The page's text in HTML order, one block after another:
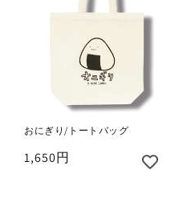
おにぎり/トートバッグ
1,650円